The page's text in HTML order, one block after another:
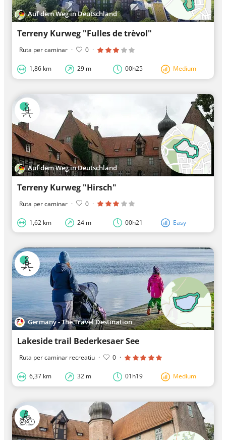
Auf dem Weg in Deutschland
Terreny Kurweg "Fulles de trèvol"
Ruta per caminar · 0 ·
1,86 km 29 m 00h25 Medium
Auf dem Weg in Deutschland
Terreny Kurweg "Hirsch"
Ruta per caminar · 0 ·
1,62 km 24 m 00h21 Easy
Germany - The Travel Destination
Lakeside trail Bederkesaer See
Ruta per caminar recreatiu · 0 ·
6,37 km 32 m 01h19 Medium